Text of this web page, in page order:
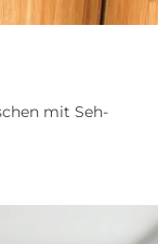
mit Seh­